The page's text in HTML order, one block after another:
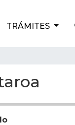
TRÁMITES